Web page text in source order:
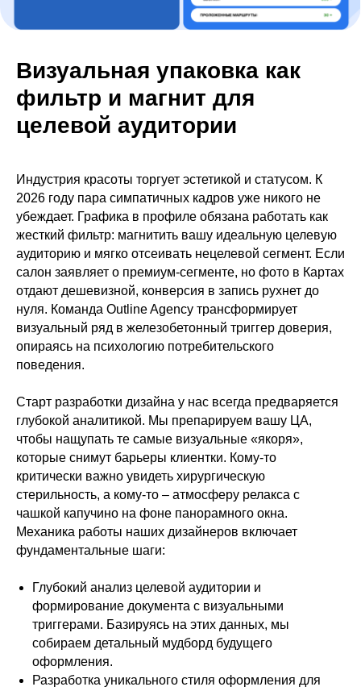
Визуальная упаковка как
фильтр и магнит для
целевой аудитории
Индустрия красоты торгует эстетикой и статусом. К
2026 году пара симпатичных кадров уже никого не
убеждает. Графика в профиле обязана работать как
жесткий фильтр: магнитить вашу идеальную целевую
аудиторию и мягко отсеивать нецелевой сегмент. Если
салон заявляет о премиум-сегменте, но фото в Картах
отдают дешевизной, конверсия в запись рухнет до
нуля. Команда Outline Agency трансформирует
визуальный ряд в железобетонный триггер доверия,
опираясь на психологию потребительского
поведения.
Старт разработки дизайна у нас всегда предваряется
глубокой аналитикой. Мы препарируем вашу ЦА,
чтобы нащупать те самые визуальные «якоря»,
которые снимут барьеры клиентки. Кому-то
критически важно увидеть хирургическую
стерильность, а кому-то – атмосферу релакса с
чашкой капучино на фоне панорамного окна.
Механика работы наших дизайнеров включает
фундаментальные шаги:
Глубокий анализ целевой аудитории и
формирование документа с визуальными
триггерами. Базируясь на этих данных, мы
собираем детальный мудборд будущего
оформления.
Разработка уникального стиля оформления для
Разберём ваш профиль на картах и покажем
точки роста для увеличения продаж
Получить бесплатный разбор